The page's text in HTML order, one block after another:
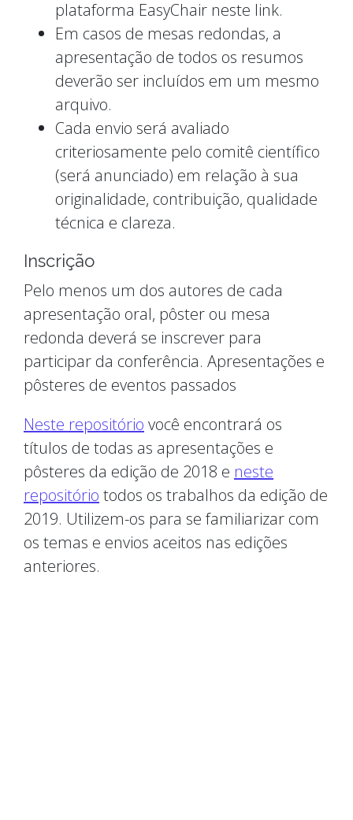
plataforma EasyChair neste link.
Em casos de mesas redondas, a
apresentação de todos os resumos
deverão ser incluídos em um mesmo
arquivo.
Cada envio será avaliado
criteriosamente pelo comitê científico
(será anunciado) em relação à sua
originalidade, contribuição, qualidade
técnica e clareza.
Inscrição
Pelo menos um dos autores de cada
apresentação oral, pôster ou mesa
redonda deverá se inscrever para
participar da conferência. Apresentações e
pôsteres de eventos passados
Neste repositório você encontrará os
títulos de todas as apresentações e
pôsteres da edição de 2018 e neste
repositório todos os trabalhos da edição de
2019. Utilizem-os para se familiarizar com
os temas e envios aceitos nas edições
anteriores.